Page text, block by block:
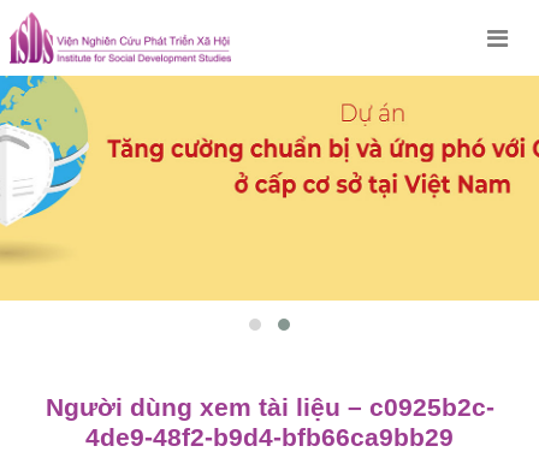
Skip
to
content
Người dùng xem tài liệu – c0925b2c-
4de9-48f2-b9d4-bfb66ca9bb29